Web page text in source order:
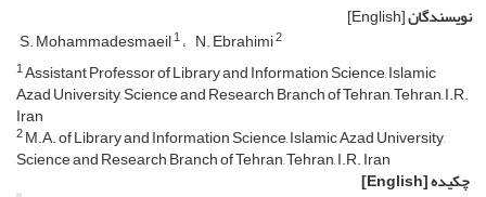
نویسندگان[English]
S. Mohammadesmaeil1 N. Ebrahimi2
1Assistant Professor of Library and Information Science, Islamic
Azad University, Science and Research Branch of Tehran, Tehran, I.R.
Iran
2M.A. of Library and Information Science, Islamic Azad University,
Science and Research Branch of Tehran, Tehran, I.R. Iran
چکیده[English]